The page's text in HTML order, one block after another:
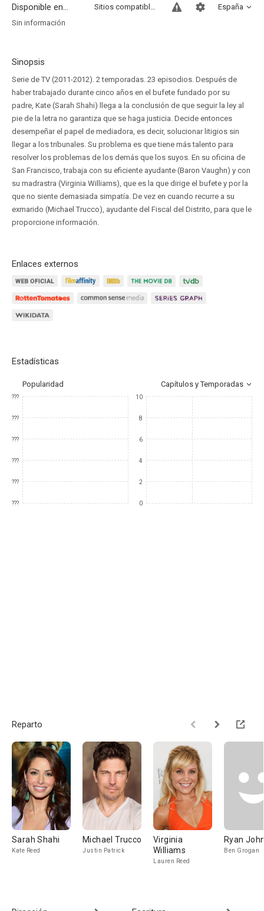
Disponible en... España
Sitios compatibles
Sin información
Sinopsis
Serie de TV (2011-2012). 2 temporadas. 23 episodios. Después de
haber trabajado durante cinco años en el bufete fundado por su
padre, Kate (Sarah Shahi) llega a la conclusión de que seguir la ley al
pie de la letra no garantiza que se haga justicia. Decide entonces
desempeñar el papel de mediadora, es decir, solucionar litigios sin
llegar a los tribunales. Su problema es que tiene más talento para
resolver los problemas de los demás que los suyos. En su oficina de
San Francisco, trabaja con su eficiente ayudante (Baron Vaughn) y con
su madrastra (Virginia Williams), que es la que dirige el bufete y por la
que no siente demasiada simpatía. De vez en cuando recurre a su
exmarido (Michael Trucco), ayudante del Fiscal del Distrito, para que le
proporcione información.
Enlaces externos
Estadísticas
Popularidad Capítulos y Temporadas
???
???
???
???
???
???
10
8
6
4
2
0
Reparto
Sarah Shahi
Kate Reed
Michael Trucco
Justin Patrick
Virginia
Williams
Lauren Reed
Ryan
Ben Grogan